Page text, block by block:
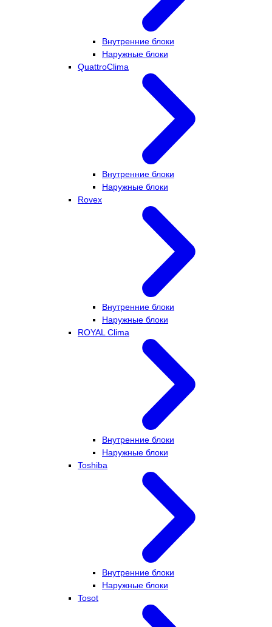
Внутренние блоки
Наружные блоки
QuattroClima
Внутренние блоки
Наружные блоки
Rovex
Внутренние блоки
Наружные блоки
ROYAL Clima
Внутренние блоки
Наружные блоки
Toshiba
Внутренние блоки
Наружные блоки
Tosot